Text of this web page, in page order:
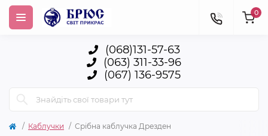
(068)131-57-63
(063) 311-33-96
(067) 136-9575
0
Каблучки Срібна каблучка Дрезден